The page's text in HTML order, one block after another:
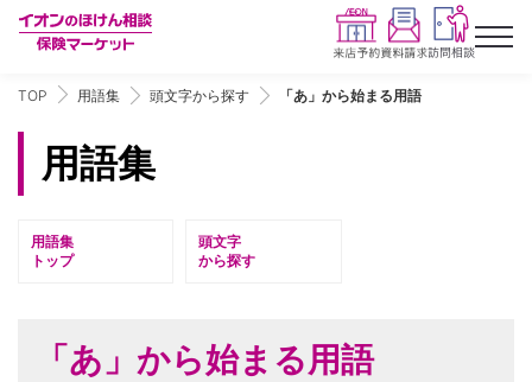
TOP 用語集 頭文字から探す 「あ」から始まる用語
用語集
用語集
トップ
頭文字
から探す
「あ」から始まる用語